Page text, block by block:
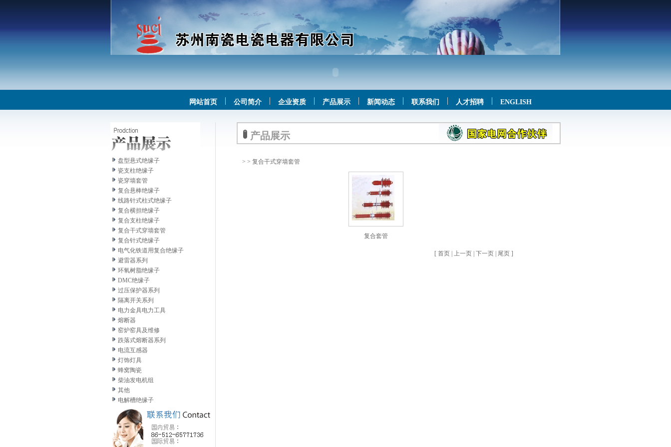
网站首页 公司简介 企业资质 产品展示 新闻动态 联系我们 人才招聘 ENGLISH
盘型悬式绝缘子
瓷支柱绝缘子
瓷穿墙套管
复合悬棒绝缘子
线路针式柱式绝缘子
复合横担绝缘子
复合支柱绝缘子
复合干式穿墙套管
复合针式绝缘子
电气化铁道用复合绝缘子
避雷器系列
环氧树脂绝缘子
DMC绝缘子
过压保护器系列
隔离开关系列
电力金具电力工具
熔断器
窑炉窑具及维修
跌落式熔断器系列
电流互感器
灯饰灯具
蜂窝陶瓷
柴油发电机组
其他
电解槽绝缘子
产品展示
> > 复合干式穿墙套管
复合套管
[ 首页 | 上一页 | 下一页 | 尾页 ]